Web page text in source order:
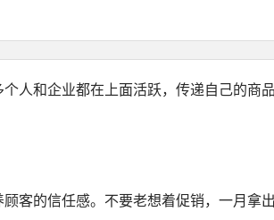
和企业都在上面活跃，传递自己的商
的信任感。不要老想着促销，一月拿